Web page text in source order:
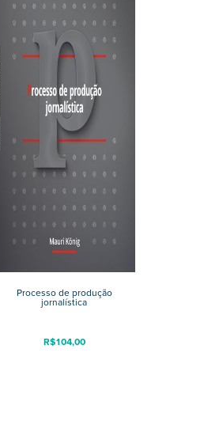
Processo de produção
jornalística
R$104,00